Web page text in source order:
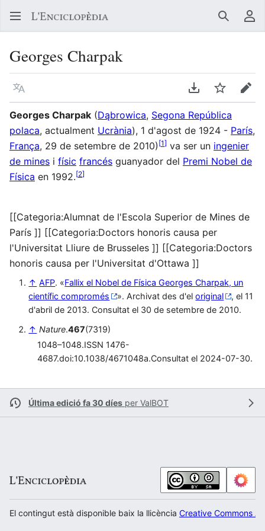
Buscar
Georges Charpak
Llegir en un atre idioma Descarregar en
Vigilar
Georges Charpak (Dąbrowica, Segona República
polaca, actualment Ucrània), 1 d'agost de 1924 - París,
França, 29 de setembre de 2010) [1] va ser un ingenier
de mines i físic francés guanyador del Premi Nobel de
Física en 1992.[2]
[[Categoria:Alumnat de l'Escola Superior de Mines de
París ]] [[Categoria:Doctors honoris causa per
l'Universitat Lliure de Brusseles ]] [[Categoria:Doctors
honoris causa per l'Universitat d'Ottawa ]]
↑ AFP. «Fallix el Nobel de Física Georges Charpak, un
científic compromés
». Archivat des d'eloriginal
, el 11
d'abril de 2013. Consultat el 30 de setembre de 2010.
↑ Nature.467(7319)
1048–1048.ISSN 1476-
4687.doi:10.1038/4671048a.Consultat el 2024-07-30.
Última edició fa 30 díes per ValBOT
El contingut està disponible baix la llicència Creative Commons